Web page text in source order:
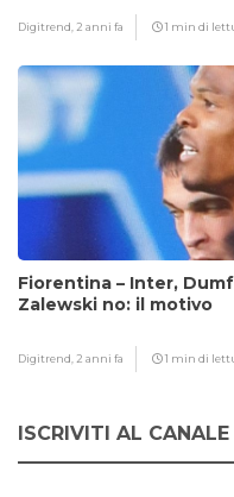
Digitrend, 2 anni fa 1 min di
Fiorentina – Inter,
Zalewski no: il motivo
Digitrend, 2 anni fa 1 min di
ISCRIVITI AL